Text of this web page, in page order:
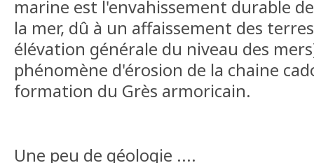
marine est l'envahissement durable
la mer, dû à un affaissement des
élévation générale du niveau des
phénomène d'érosion de la chaine
formation du Grès armoricain.
Une peu de géologie ....